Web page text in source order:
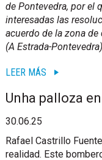
de Pontevedra, por el
interesadas las
acuerdo de la zona
(A Estrada-
LEER MÁS
Unha palloza
30.06.25
Rafael Castrillo
realidad. Este